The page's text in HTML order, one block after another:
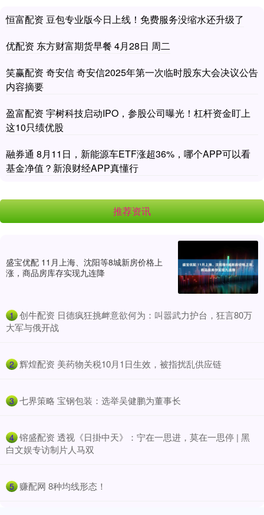
恒富配资 豆包专业版今日上线！免费服务没缩水还升级了
优配资 东方财富期货早餐 4月28日 周二
笑赢配资 奇安信 奇安信2025年第一次临时股东大会决议公告
内容摘要
盈富配资 宇树科技启动IPO，参股公司曝光！杠杆资金盯上
这10只绩优股
融券通 8月11日，新能源车ETF涨超36%，哪个APP可以看
基金净值？新浪财经APP真懂行
推荐资讯
盛宝优配 11月上海、沈阳等8城新房价格上
涨，商品房库存实现九连降
1 ​创牛配资 日德疯狂挑衅意欲何为：叫嚣武力护台，狂言80万
大军与俄开战
2 ​辉煌配资 美药物关税10月1日生效，被指扰乱供应链
3 ​七界策略 宝钢包装：选举吴健鹏为董事长
4 ​镕盛配资 透视《日掛中天》：宁在一思进，莫在一思停 | 黑
白文娱专访制片人马双
5 ​赚配网 8种均线形态！